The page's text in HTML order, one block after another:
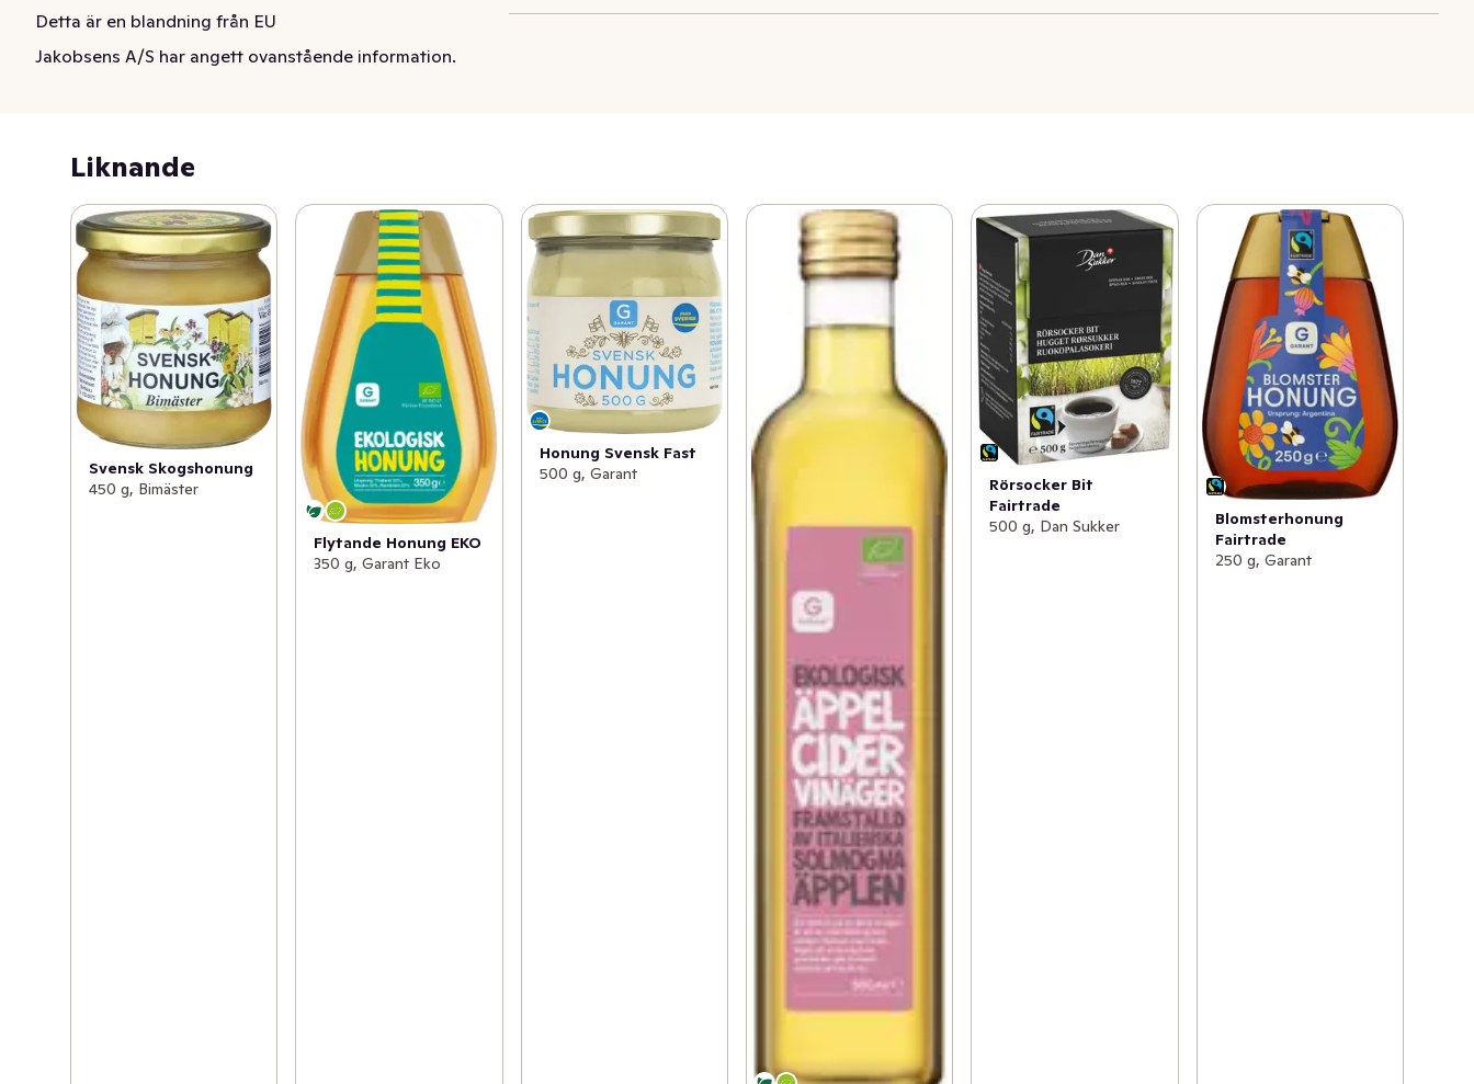
Detta är en blandning från EU
Jakobsens A/S har angett ovanstående information.
Liknande
Svensk Skogshonung
450 g, Bimäster
Flytande Honung EKO
350 g, Garant Eko
Honung Svensk Fast
500 g, Garant
Rörsocker Bit
Fairtrade
500 g, Dan Sukker
Blomsterhonung
Fairtrade
250 g, Garant